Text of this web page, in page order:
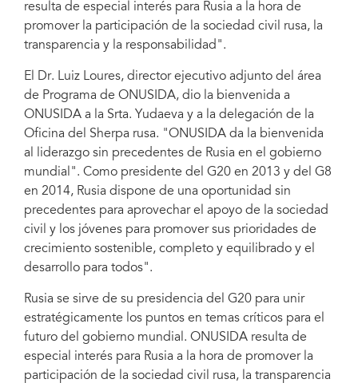
resulta de especial interés para Rusia a la hora de
promover la participación de la sociedad civil rusa, la
transparencia y la responsabilidad".
El Dr. Luiz Loures, director ejecutivo adjunto del área
de Programa de ONUSIDA, dio la bienvenida a
ONUSIDA a la Srta. Yudaeva y a la delegación de la
Oficina del Sherpa rusa. "ONUSIDA da la bienvenida
al liderazgo sin precedentes de Rusia en el gobierno
mundial". Como presidente del G20 en 2013 y del G8
en 2014, Rusia dispone de una oportunidad sin
precedentes para aprovechar el apoyo de la sociedad
civil y los jóvenes para promover sus prioridades de
crecimiento sostenible, completo y equilibrado y el
desarrollo para todos".
Rusia se sirve de su presidencia del G20 para unir
estratégicamente los puntos en temas críticos para el
futuro del gobierno mundial. ONUSIDA resulta de
especial interés para Rusia a la hora de promover la
participación de la sociedad civil rusa, la transparencia